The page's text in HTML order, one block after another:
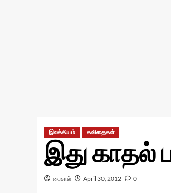
இலக்கியம் கவிதைகள்
இது காதல்
பைசால் April 30, 2012 0